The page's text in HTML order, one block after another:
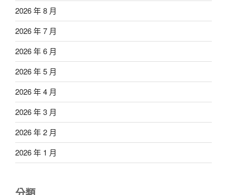
2026 年 8 月
2026 年 7 月
2026 年 6 月
2026 年 5 月
2026 年 4 月
2026 年 3 月
2026 年 2 月
2026 年 1 月